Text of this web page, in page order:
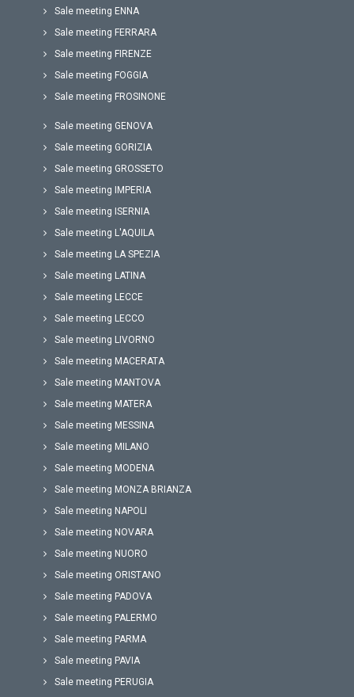
Sale meeting ENNA
Sale meeting FERRARA
Sale meeting FIRENZE
Sale meeting FOGGIA
Sale meeting FROSINONE
Sale meeting GENOVA
Sale meeting GORIZIA
Sale meeting GROSSETO
Sale meeting IMPERIA
Sale meeting ISERNIA
Sale meeting L'AQUILA
Sale meeting LA SPEZIA
Sale meeting LATINA
Sale meeting LECCE
Sale meeting LECCO
Sale meeting LIVORNO
Sale meeting MACERATA
Sale meeting MANTOVA
Sale meeting MATERA
Sale meeting MESSINA
Sale meeting MILANO
Sale meeting MODENA
Sale meeting MONZA BRIANZA
Sale meeting NAPOLI
Sale meeting NOVARA
Sale meeting NUORO
Sale meeting ORISTANO
Sale meeting PADOVA
Sale meeting PALERMO
Sale meeting PARMA
Sale meeting PAVIA
Sale meeting PERUGIA